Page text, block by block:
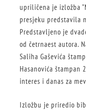
upriličena je izložba
presjeku predstavila
Predstavljeno je
od četrnaest autora.
Saliha Gaševića
Hasanovića štampan
interes i danas za
Izložbu je priredio